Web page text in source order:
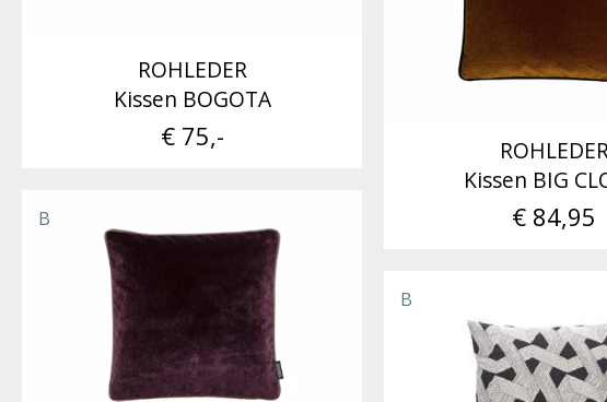
ROHLEDER
Kissen BOGOTA
€ 75,-
Kissen BIG
€ 84,95
B
B